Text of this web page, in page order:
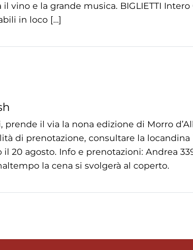
vino e la grande musica. BIGLIETTI Intero
in loco […]
prende il via la nona edizione di Morro
di prenotazione, consultare la locandina
20 agosto. Info e prenotazioni: Andrea
la cena si svolgerà al coperto.